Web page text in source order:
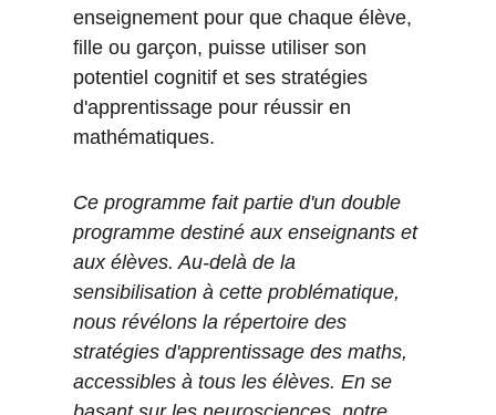
enseignement pour que chaque élève,
fille ou garçon, puisse utiliser son
potentiel cognitif et ses stratégies
d'apprentissage pour réussir en
mathématiques.
Ce programme fait partie d'un double
programme destiné aux enseignants et
aux élèves. Au-delà de la
sensibilisation à cette problématique,
nous révélons la répertoire des
stratégies d'apprentissage des maths,
accessibles à tous les élèves. En se